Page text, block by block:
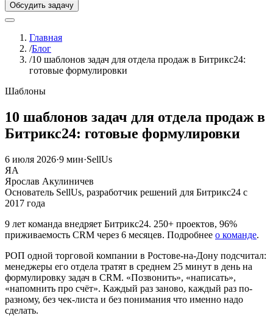
Обсудить задачу
Главная
/Блог
/10 шаблонов задач для отдела продаж в Битрикс24:
готовые формулировки
Шаблоны
10 шаблонов задач для отдела продаж в
Битрикс24: готовые формулировки
6 июля 2026·9 мин·SellUs
ЯА
Ярослав Акулиничев
Основатель SellUs, разработчик решений для Битрикс24 с
2017 года
9 лет команда внедряет Битрикс24. 250+ проектов, 96%
приживаемость CRM через 6 месяцев. Подробнее о команде.
РОП одной торговой компании в Ростове-на-Дону подсчитал:
менеджеры его отдела тратят в среднем 25 минут в день на
формулировку задач в CRM. «Позвонить», «написать»,
«напомнить про счёт». Каждый раз заново, каждый раз по-
разному, без чек-листа и без понимания что именно надо
сделать.